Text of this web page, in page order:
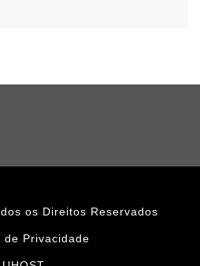
os Direitos Reservados
de Privacidade